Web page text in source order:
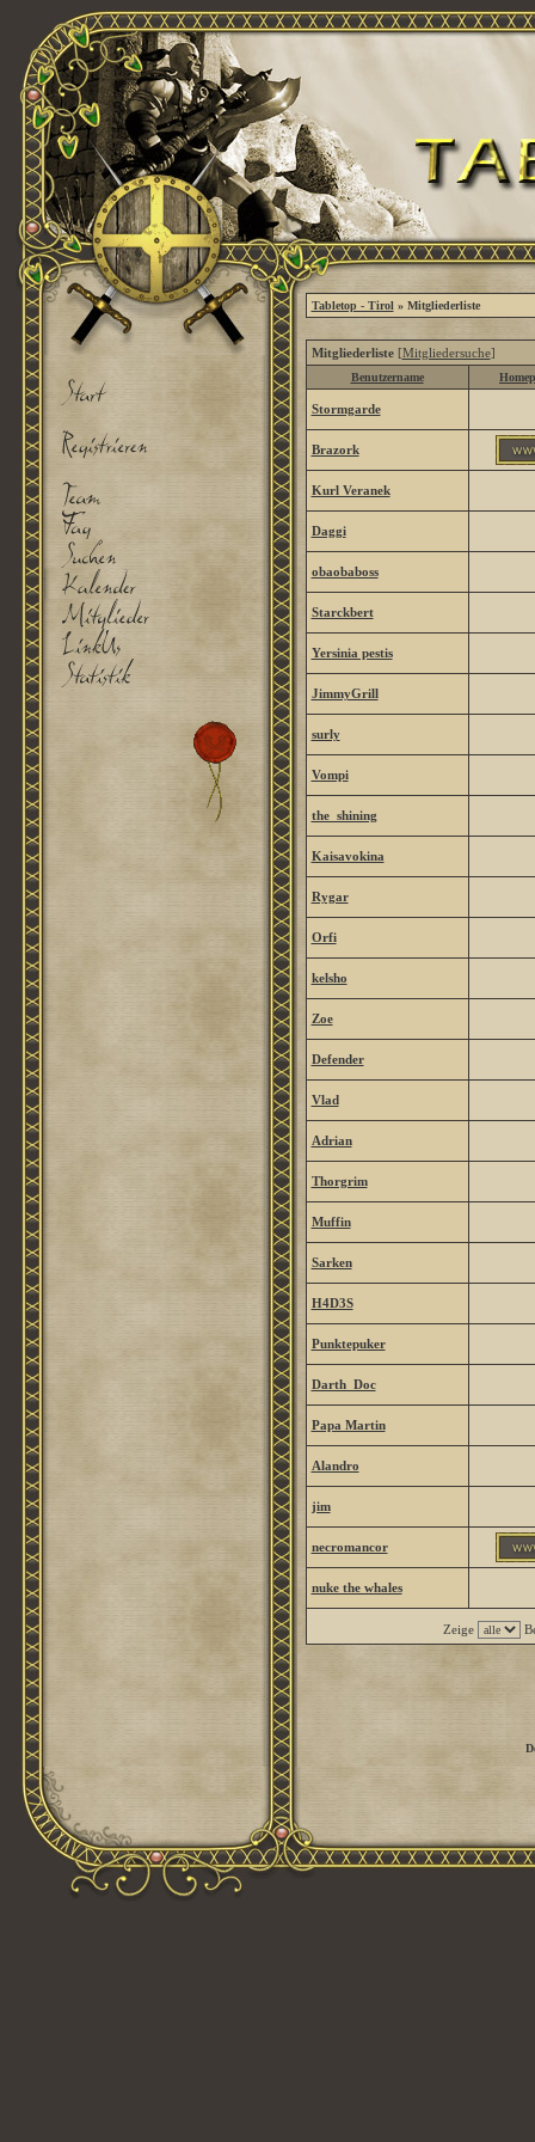
Tabletop - Tirol » Mitgliederliste
Mitgliederliste[Mitgliedersuche]
Benutzername
Stormgarde
Brazork
Kurl Veranek
Daggi
obaobaboss
Starckbert
Yersinia pestis
JimmyGrill
surly
Vompi
the_shining
Kaisavokina
Rygar
Orfi
kelsho
Zoe
Defender
Vlad
Adrian
Thorgrim
Muffin
Sarken
H4D3S
Punktepuker
Darth_Doc
Papa Martin
Alandro
jim
necromancor
nuke the whales
Zeige